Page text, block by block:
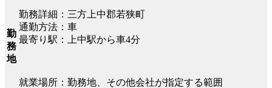
勤
務
地
勤務詳細：三方上中郡若狭町
通勤方法：車
最寄り駅：上中駅から車4分
就業場所：勤務地、その他会社が指定する範囲